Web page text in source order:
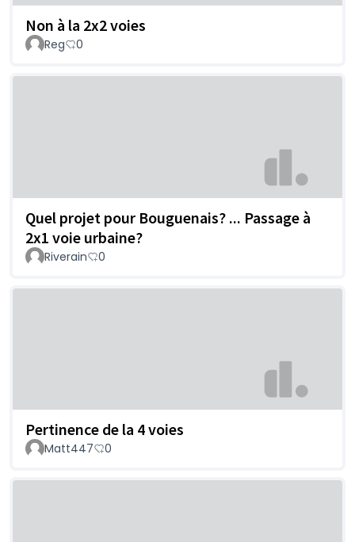
Non à la 2x2 voies
Reg 0
Quel projet pour Bouguenais? ... Passage à
2x1 voie urbaine?
Riverain 0
Pertinence de la 4 voies
Matt447 0